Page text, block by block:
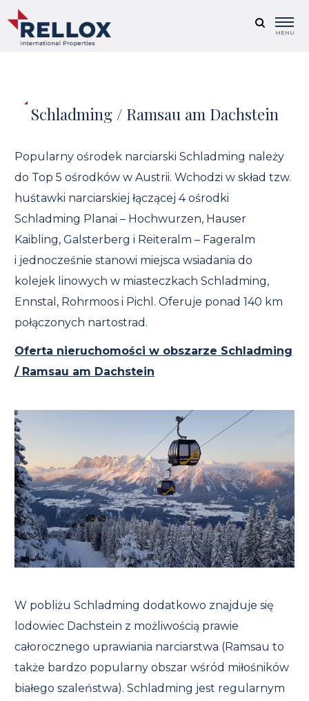
MENU
Schladming / Ramsau am Dachstein
Popularny ośrodek narciarski Schladming należy
do Top 5 ośrodków w Austrii. Wchodzi w skład tzw.
huśtawki narciarskiej łączącej 4 ośrodki
Schladming Planai – Hochwurzen, Hauser
Kaibling, Galsterberg i Reiteralm – Fageralm
i jednocześnie stanowi miejsca wsiadania do
kolejek linowych w miasteczkach Schladming,
Ennstal, Rohrmoos i Pichl. Oferuje ponad 140 km
połączonych nartostrad.
Oferta nieruchomości w obszarze Schladming
/ Ramsau am Dachstein
W pobliżu Schladming dodatkowo znajduje się
lodowiec Dachstein z możliwością prawie
całorocznego uprawiania narciarstwa (Ramsau to
także bardzo popularny obszar wśród miłośników
białego szaleństwa). Schladming jest regularnym